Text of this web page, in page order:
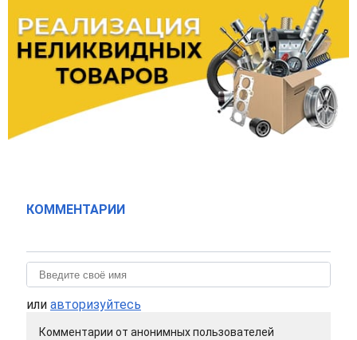
КОММЕНТАРИИ
или авторизуйтесь
Комментарии от анонимных пользователей